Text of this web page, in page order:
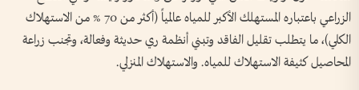
الزراعي باعتباره المستهلك الأكبر للمياه عالمياً (أكثر من 70 % من الاستهلاك
الكلي)، ما يتطلب تقليل الفاقد وتبني أنظمة ري حديثة وفعالة، وتجنب زراعة
المحاصيل كثيفة الاستهلاك للمياه. والاستهلاك المنزلي.